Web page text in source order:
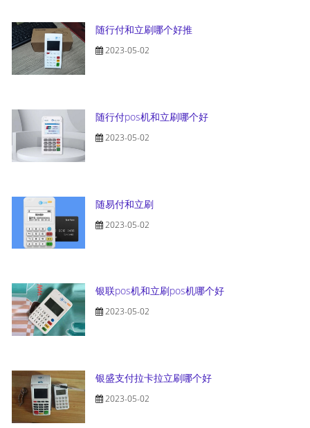
随行付和立刷哪个好推
2023-05-02
随行付pos机和立刷哪个好
2023-05-02
随易付和立刷
2023-05-02
银联pos机和立刷pos机哪个好
2023-05-02
银盛支付拉卡拉立刷哪个好
2023-05-02